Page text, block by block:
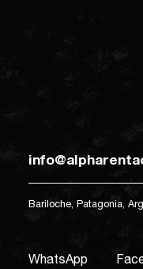
Bariloche, Patagonia,
WhatsApp